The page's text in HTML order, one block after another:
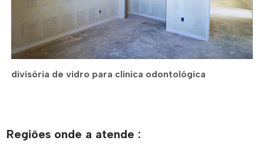
divisória de vidro para clínica odontológica
Regiões onde a atende :